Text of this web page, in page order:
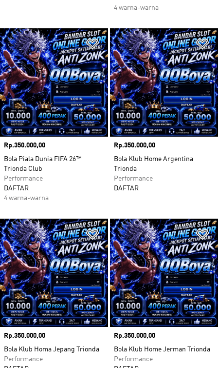
4 warna-warna
Tambahkan ke Wishlist
Harga
Rp.350.000,00
Bola Piala Dunia FIFA 26™
Trionda Club
Performance
DAFTAR
4 warna-warna
Harga
Rp.350.000,00
Bola Klub Home Argentina
Trionda
Performance
DAFTAR
Tambahkan ke Wishlist
Harga
Rp.350.000,00
Bola Klub Homa Jepang Trionda
Performance
Harga
Rp.350.000,00
Bola Klub Home Jerman Trionda
Performance